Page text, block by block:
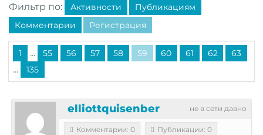
Фильтр по: Активности
Публикациям
Комментарии
Регистрация
1 ... 55 56 57 58 59 60 61 62 63
... 135
не в сети давно
elliottquisenber
Комментарии: 0
Публикации: 0